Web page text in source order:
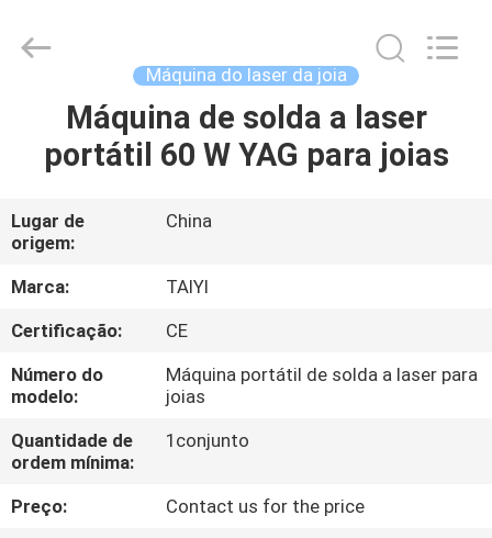
CASA
VÍDEOS
SOBRE
NÓS
VISITA
À
FÁBRICA
Technology
Company
Máquina do laser da joia
Máquina de solda a laser
portátil 60 W YAG para joias
Lugar de
origem:
China
Marca:
TAIYI
Certificação:
CE
Número do
modelo:
Máquina portátil de solda a laser para
joias
Quantidade de
ordem mínima:
1conjunto
Preço:
Contact us for the price